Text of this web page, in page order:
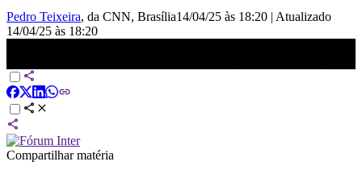
Pedro Teixeira, da CNN, Brasília14/04/25 às 18:20 | Atualizado
14/04/25 às 18:20
Compartilhar matéria